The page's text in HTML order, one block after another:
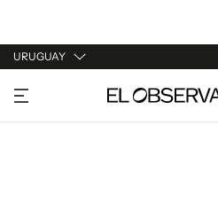
URUGUAY
URUGUAY
ARGENTINA